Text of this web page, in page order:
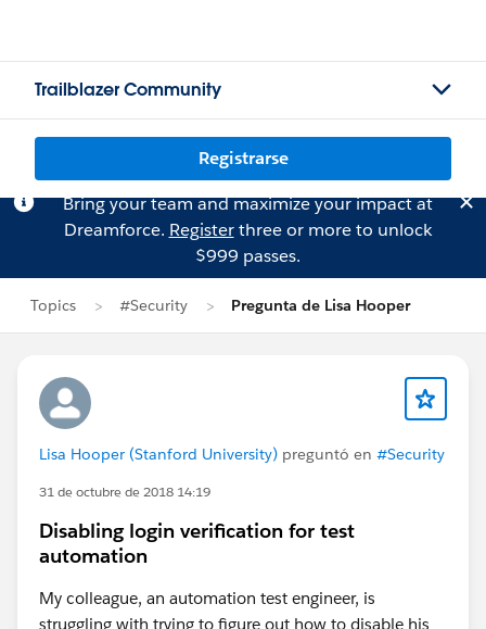
Trailblazer Community
Registrarse
Bring your team and maximize your impact at
Dreamforce. Registerthree or more to unlock
$999 passes.
Topics #Security Pregunta de Lisa Hooper
Lisa Hooper (Stanford University) preguntó en #Security
31 de octubre de 2018 14:19
Disabling login verification for test
automation
My colleague, an automation test engineer, is
struggling with trying to figure out how to disable his